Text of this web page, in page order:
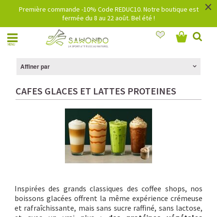
Première commande -10% Code REDUC10. Notre boutique est
fermée du 8 au 22 août. Bel été !
×
MENU
Affiner par
CAFES GLACES ET LATTES PROTEINES
Inspirées des grands classiques des coffee shops, nos
boissons glacées offrent la même expérience crémeuse
et rafraîchissante, mais sans sucre raffiné, sans lactose,